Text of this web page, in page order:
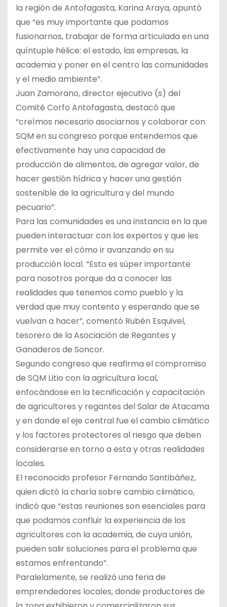
la región de Antofagasta, Karina Araya, apuntó
que “es muy importante que podamos
fusionarnos, trabajar de forma articulada en una
quíntuple hélice: el estado, las empresas, la
academia y poner en el centro las comunidades
y el medio ambiente”.
Juan Zamorano, director ejecutivo (s) del
Comité Corfo Antofagasta, destacó que
“creímos necesario asociarnos y colaborar con
SQM en su congreso porque entendemos que
efectivamente hay una capacidad de
producción de alimentos, de agregar valor, de
hacer gestión hídrica y hacer una gestión
sostenible de la agricultura y del mundo
pecuario”.
Para las comunidades es una instancia en la que
pueden interactuar con los expertos y que les
permite ver el cómo ir avanzando en su
producción local. “Esto es súper importante
para nosotros porque da a conocer las
realidades que tenemos como pueblo y la
verdad que muy contento y esperando que se
vuelvan a hacer”, comentó Rubén Esquivel,
tesorero de la Asociación de Regantes y
Ganaderos de Soncor.
Segundo congreso que reafirma el compromiso
de SQM Litio con la agricultura local,
enfocándose en la tecnificación y capacitación
de agricultores y regantes del Salar de Atacama
y en donde el eje central fue el cambio climático
y los factores protectores al riesgo que deben
considerarse en torno a esta y otras realidades
locales.
El reconocido profesor Fernando Santibáñez,
quien dictó la charla sobre cambio climático,
indicó que “estas reuniones son esenciales para
que podamos confluir la experiencia de los
agricultores con la academia, de cuya unión,
pueden salir soluciones para el problema que
estamos enfrentando”.
Paralelamente, se realizó una feria de
emprendedores locales, donde productores de